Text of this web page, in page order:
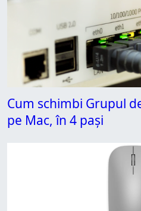
Cum schimbi Grupul
pe Mac, în 4 pași